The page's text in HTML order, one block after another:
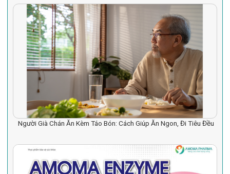
Người Già Chán Ăn Kèm Táo Bón: Cách Giúp Ăn Ngon, Đi Tiêu Đều